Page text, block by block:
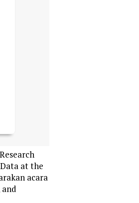
at the
acara